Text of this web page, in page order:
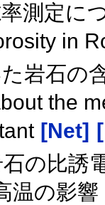
測定に
in
岩石の
the
[Net]
の比誘
温の影響